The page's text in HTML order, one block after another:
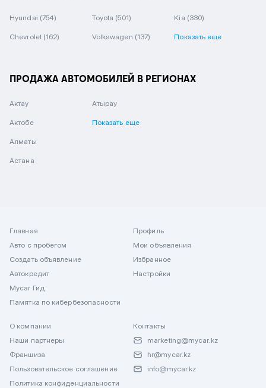
Hyundai (754) Toyota (501) Kia (330)
Chevrolet (162) Volkswagen (137) Показать еще
ПРОДАЖА АВТОМОБИЛЕЙ В РЕГИОНАХ
Актау
Актобе
Алматы
Астана
Атырау
Показать еще
Главная
Авто с пробегом
Создать объявление
Автокредит
Mycar Гид
Памятка по кибербезопасности
Профиль
Мои объявления
Избранное
Настройки
О компании
Наши партнеры
Франшиза
Пользовательское соглашение
Политика конфиденциальности
Контакты
marketing@mycar.kz
hr@mycar.kz
info@mycar.kz